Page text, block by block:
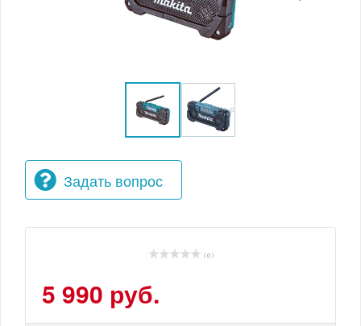
Задать вопрос
( 0 )
5 990 руб.